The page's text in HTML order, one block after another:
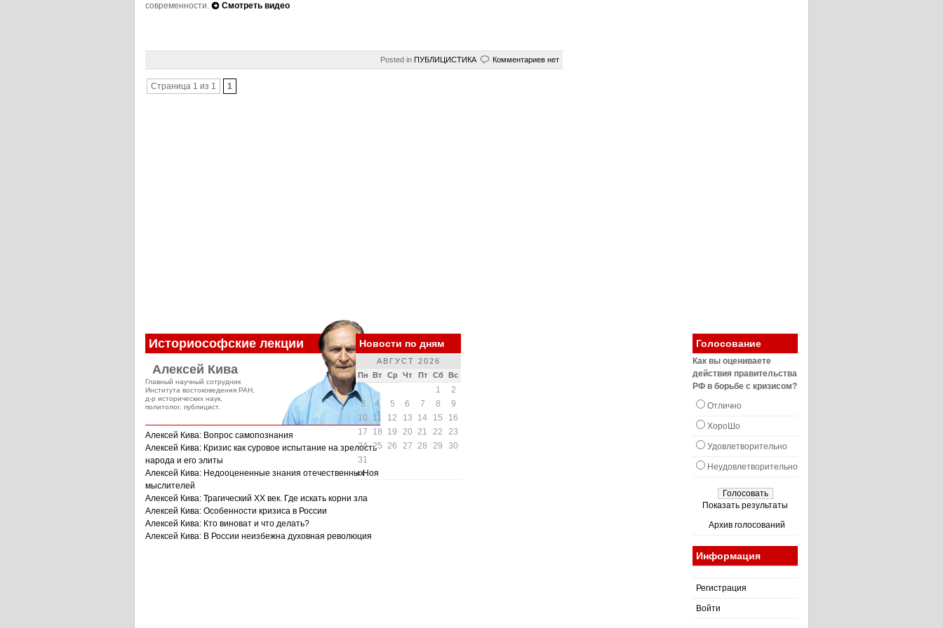
современности.
Смотреть видео
Posted in ПУБЛИЦИCTИКА Комментариев нет
Страница 1 из 1 1
Историософские лекции
Алексей Кива
Главный научный сотрудник
Института востоковедения РАН,
д-р исторических наук,
политолог, публицист.
Алексей Кива: Вопрос самопознания
Алексей Кива: Кризис как суровое испытание на зрелость
народа и его элиты
Алексей Кива: Недооцененные знания отечественных
мыслителей
Алексей Кива: Трагический XX век. Где искать корни зла
Алексей Кива: Особенности кризиса в России
Алексей Кива: Кто виноват и что делать?
Алексей Кива: В России неизбежна духовная революция
Новости по дням
АВГУСТ 2026
Пн Вт Ср Чт Пт Сб Вс
1
2
3
4 5 6 7 8
9
10
11 12 13 14 15
16
17
18 19 20 21 22
23
24 25 26 27 28 29
30
31
« Ноя
Голосование
Как вы оцениваете
действия правительства
РФ в борьбе с кризисом?
Отлично
ХороШо
Удовлетворительно
Неудовлетворительно
Показать результаты
Архив голосований
Информация
Регистрация
Войти